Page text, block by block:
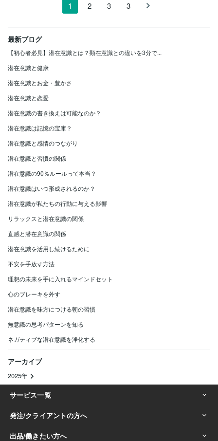
1 2 3 3
最新ブログ
【初心者必見】潜在意識とは？顕在意識との違いを3分で...
潜在意識と健康
潜在意識とお金・豊かさ
潜在意識と恋愛
潜在意識の書き換えは可能なのか？
潜在意識は記憶の宝庫？
潜在意識と感情のつながり
潜在意識と習慣の関係
潜在意識の90％ルールって本当？
潜在意識はいつ形成されるのか？
潜在意識が私たちの行動に与える影響
リラックスと潜在意識の関係
直感と潜在意識の関係
潜在意識を活用し続けるために
不安を手放す方法
理想の未来を手に入れるマインドセット
心のブレーキを外す
潜在意識を味方につける朝の習慣
無意識の思考パターンを知る
ネガティブな潜在意識を浄化する
アーカイブ
2025年